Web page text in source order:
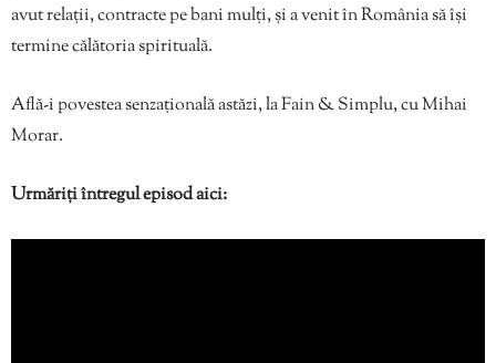
avut relații, contracte pe bani mulți, și a venit în România să își
termine călătoria spirituală.
Află-i povestea senzațională astăzi, la Fain & Simplu, cu Mihai
Morar.
Urmăriți întregul episod aici: